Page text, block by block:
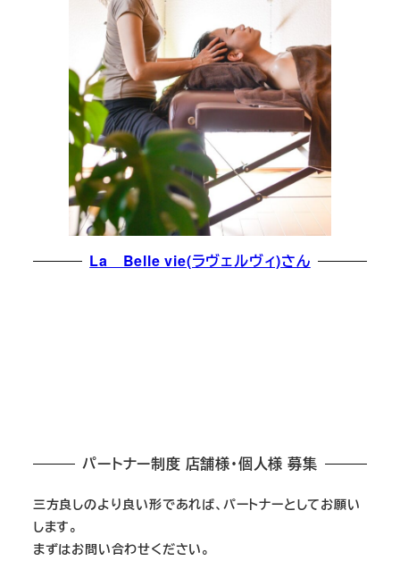
La Belle vie(ラヴェルヴィ)さん
パートナー制度 店舗様・個人様 募集
三方良しのより良い形であれば、パートナーとしてお願い
します。
まずはお問い合わせください。